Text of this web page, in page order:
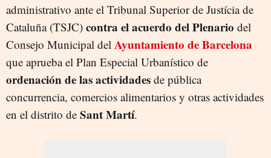
administrativo ante el Tribunal Superior de Justícia de
Cataluña (TSJC) contra el acuerdo del Plenario del
Consejo Municipal del Ayuntamiento de Barcelona
que aprueba el Plan Especial Urbanístico de
ordenación de las actividades de pública
concurrencia, comercios alimentarios y otras actividades
en el distrito de Sant Martí.